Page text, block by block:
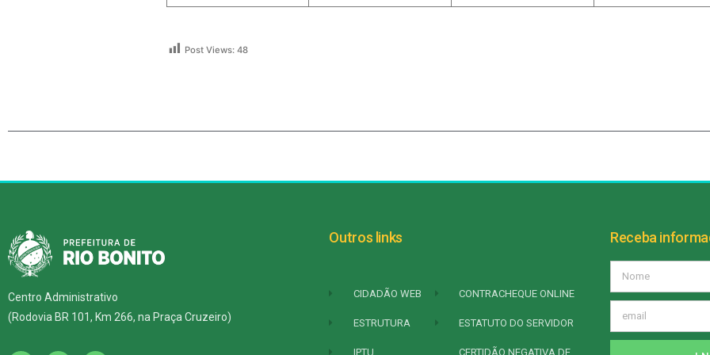
Post Views: 48
Centro Administrativo
(Rodovia BR 101, Km 266, na Praça Cruzeiro)
Outros links
CIDADÃO WEB
ESTRUTURA
IPTU
CONTRACHEQUE ONLINE
ESTATUTO DO SERVIDOR
CERTIDÃO NEGATIVA DE
Receba